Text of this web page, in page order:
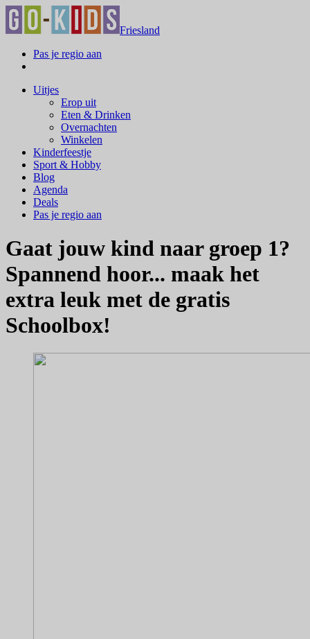
Friesland
Pas je regio aan
Uitjes
Erop uit
Eten & Drinken
Overnachten
Winkelen
Kinderfeestje
Sport & Hobby
Blog
Agenda
Deals
Pas je regio aan
Gaat jouw kind naar groep 1?
Spannend hoor... maak het
extra leuk met de gratis
Schoolbox!